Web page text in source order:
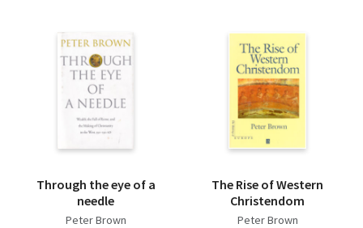
Through the eye of a
needle
Peter Brown
The Rise of Western
Christendom
Peter Brown